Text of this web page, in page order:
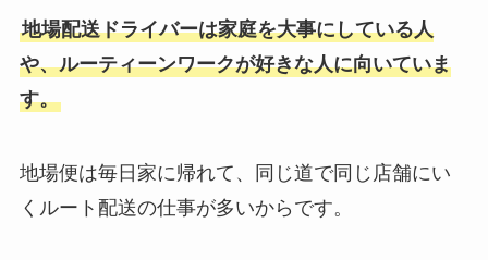
地場配送ドライバーは家庭を大事にしている人
や、ルーティーンワークが好きな人に向いていま
す。
地場便は毎日家に帰れて、同じ道で同じ店舗にい
くルート配送の仕事が多いからです。